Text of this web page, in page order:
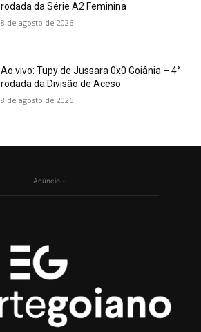
rodada da Série A2 Feminina
8 de agosto de 2026
Ao vivo: Tupy de Jussara 0x0 Goiânia – 4°
rodada da Divisão de Aceso
8 de agosto de 2026
- Anúncio -